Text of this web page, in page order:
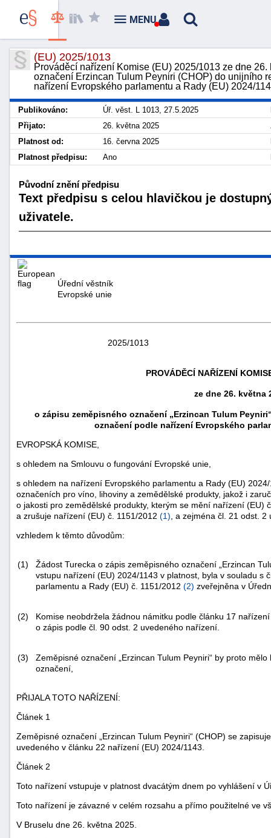
(EU) 2025/1013
Prováděcí nařízení Komise (EU) 2025/1013 ze dne
označení Erzincan Tulum Peyniri (CHOP) do unijního
nařízení Evropského parlamentu a Rady (EU) 2024/
Publikováno: Úř. věst. L 1013, 27.5.2025
Přijato:
26. května 2025
Platnost od:
16. června 2025
Platnost předpisu:
Ano
Původní znění předpisu
Text předpisu s celou hlavičkou je
uživatele.
Úřední věstník
Evropské unie
2025/1013
PROVÁDĚCÍ NAŘÍZENÍ
ze dne 26. května
o zápisu zeměpisného označení „Erzincan Tulum
označení podle nařízení Evropského
EVROPSKÁ KOMISE,
s ohledem na Smlouvu o fungování Evropské unie,
s ohledem na nařízení Evropského parlamentu a Rady (EU)
označeních pro víno, lihoviny a zemědělské produkty, jakož i
o jakosti pro zemědělské produkty, kterým se mění nařízení (EU)
a zrušuje nařízení (EU) č. 1151/2012 (1) , a zejména čl. 21 odst.
vzhledem k těmto důvodům:
(1)
Žádost Turecka o zápis zeměpisného označení „Erzincan
vstupu nařízení (EU) 2024/1143 v platnost, byla v souladu s
parlamentu a Rady (EU) č. 1151/2012 (2) zveřejněna v
(2)
Komise neobdržela žádnou námitku podle článku 17
o zápis podle čl. 90 odst. 2 uvedeného nařízení.
(3)
Zeměpisné označení „Erzincan Tulum Peyniri“ by proto
označení,
PŘIJALA TOTO NAŘÍZENÍ:
Článek 1
Zeměpisné označení „Erzincan Tulum Peyniri“ (CHOP) se
uvedeného v článku 22 nařízení (EU) 2024/1143.
Článek 2
Toto nařízení vstupuje v platnost dvacátým dnem po vyhlášení v
Toto nařízení je závazné v celém rozsahu a přímo použitelné ve
V Bruselu dne 26. května 2025.
MENU